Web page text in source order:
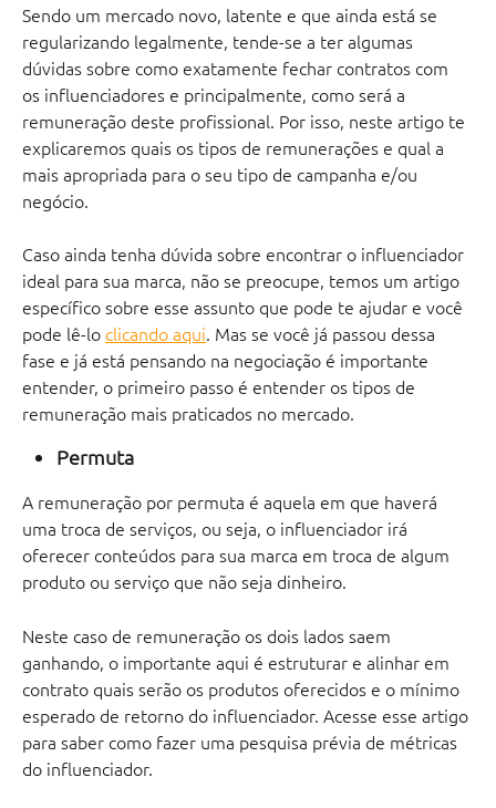
Sendo um mercado novo, latente e que ainda está se
regularizando legalmente, tende-se a ter algumas
dúvidas sobre como exatamente fechar contratos com
os influenciadores e principalmente, como será a
remuneração deste profissional. Por isso, neste artigo te
explicaremos quais os tipos de remunerações e qual a
mais apropriada para o seu tipo de campanha e/ou
negócio.
Caso ainda tenha dúvida sobre encontrar o influenciador
ideal para sua marca, não se preocupe, temos um artigo
específico sobre esse assunto que pode te ajudar e você
pode lê-lo clicando aqui. Mas se você já passou dessa
fase e já está pensando na negociação é importante
entender, o primeiro passo é entender os tipos de
remuneração mais praticados no mercado.
Permuta
A remuneração por permuta é aquela em que haverá
uma troca de serviços, ou seja, o influenciador irá
oferecer conteúdos para sua marca em troca de algum
produto ou serviço que não seja dinheiro.
Neste caso de remuneração os dois lados saem
ganhando, o importante aqui é estruturar e alinhar em
contrato quais serão os produtos oferecidos e o mínimo
esperado de retorno do influenciador. Acesse esse artigo
para saber como fazer uma pesquisa prévia de métricas
do influenciador.